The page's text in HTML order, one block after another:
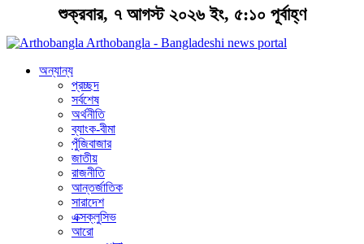
শুক্রবার, ৭ আগস্ট ২০২৬ ইং, ৫:১০ পূর্বাহ্ণ
Arthobangla - Bangladeshi news portal
অন্যান্য
প্রচ্ছদ
সর্বশেষ
অর্থনীতি
ব্যাংক-বীমা
পুঁজিবাজার
জাতীয়
রাজনীতি
আন্তর্জাতিক
সারাদেশ
এক্সক্লুসিভ
আরো